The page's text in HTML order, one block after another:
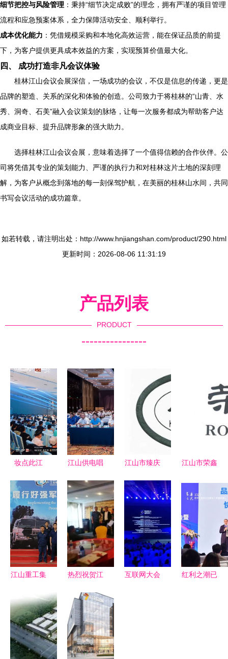
细节把控与风险管理 ：秉持“细节决定成败”的理念，拥有严谨的项目管理
流程和应急预案体系，全力保障活动安全、顺利举行。
成本优化能力 ：凭借规模采购和本地化高效运营，能在保证品质的前提
下，为客户提供更具成本效益的方案，实现预算价值最大化。
四、 成功打造非凡会议体验
桂林江山会议会展深信，一场成功的会议，不仅是信息的传递，更是
品牌的塑造、关系的深化和体验的创造。公司致力于将桂林的“山青、水
秀、洞奇、石美”融入会议策划的脉络，让每一次服务都成为帮助客户达
成商业目标、提升品牌形象的强大助力。
选择桂林江山会议会展，意味着选择了一个值得信赖的合作伙伴。公
司将凭借其专业的策划能力、严谨的执行力和对桂林这片土地的深刻理
解，为客户从概念到落地的每一刻保驾护航，在美丽的桂林山水间，共同
书写会议活动的成功篇章。
如若转载，请注明出处：http://www.hnjiangshan.com/product/290.html
更新时间：2026-08-06 11:31:19
产品列表
PRODUCT
----------------
妆点此江
好看——中
国陶瓷产业
总部基地15
年变奏曲
江山供电唱
音，青春激
扬礼赞伟大
祖国——江
山市供电公
司团委成功
举办“红歌
唱比赛
江山市臻庆
江山集团旗
下匠心筑造
的木艺典范
江山市荣鑫
江山集团旗
业
江山重工集
宣传月活动
正式启动
热烈祝贺江
2018唐山
地区养殖峰
会圆满成功
互联网大会
红利之潮已